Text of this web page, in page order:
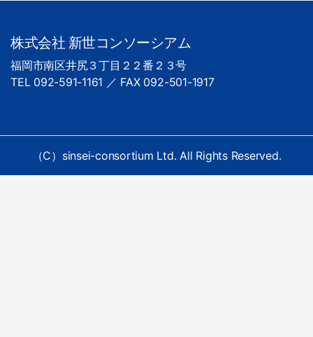
株式会社 新世コンソーシアム
福岡市南区井尻３丁目２２番２３号
TEL 092-591-1161 ／ FAX 092-501-1917
（C）sinsei-consortium Ltd. All Rights Reserved.